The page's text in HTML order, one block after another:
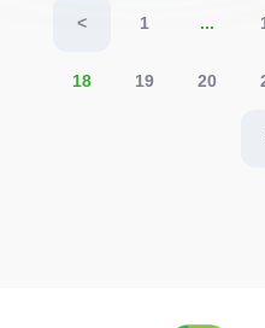
< 1 ...
18 19 20